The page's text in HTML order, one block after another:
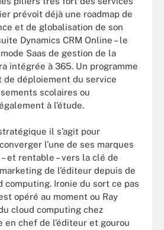
prévoit déjà une roadmap de
et de globalisation de son
Dynamics CRM Online – le
Saas de gestion de la
intégrée à 365. Un programme
de déploiement du service
scolaires ou
à l’étude.
il s’agit pour
l’une de ses marques
et rentable – vers la clé de
de l’éditeur depuis de
computing. Ironie du sort ce pas
opéré au moment ou Ray
cloud computing chez
en chef de l’éditeur et gourou